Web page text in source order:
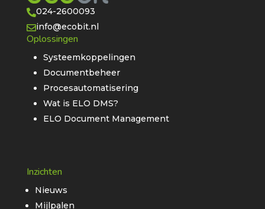
024-2600093
info@ecobit.nl
Oplossingen
Systeemkoppelingen
Documentbeheer
Procesautomatisering
Wat is ELO DMS?
ELO Document Management
Inzichten
Nieuws
Mijlpalen